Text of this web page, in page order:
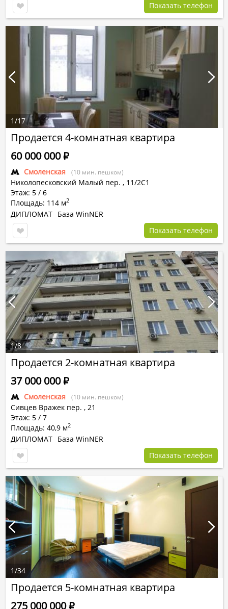
Показать телефон
Продается 4-комнатная квартира
Смоленская (10 мин. пешком)
Николопесковский Малый пер. , 11/2С1
Этаж: 5 / 6
Площадь: 114 м2
60 000 000Р
ДИПЛОМАТ База WinNER
Показать телефон
1/17
Продается 2-комнатная квартира
Смоленская (10 мин. пешком)
Сивцев Вражек пер. , 21
Этаж: 5 / 7
Площадь: 40,9 м2
37 000 000Р
ДИПЛОМАТ База WinNER
Показать телефон
1/8
Продается 5-комнатная квартира
275 000 000Р
1/34